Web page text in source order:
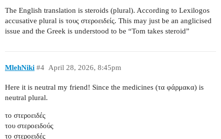
The English translation is steroids (plural). According to Lexilogos
accusative plural is τους στεροειδείς. This may just be an anglicised
issue and the Greek is understood to be “Tom takes steroid”
MlehNiki April 28, 2026, 8:45pm
#4
Here it is neutral my friend! Since the medicines (τα φάρμακα) is
neutral plural.
το στεροειδές
του στεροειδούς
το στεροειδές